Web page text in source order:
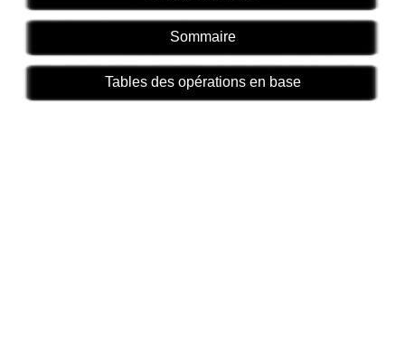
Sommaire
Tables des opérations en base